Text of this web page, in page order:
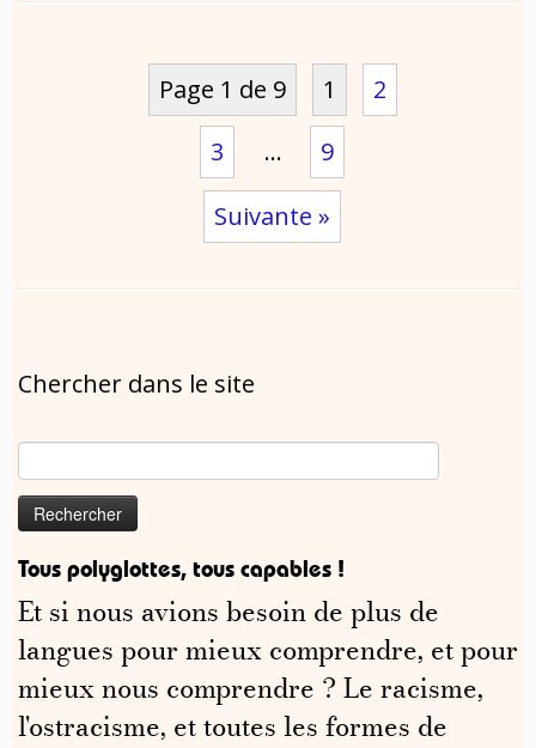
Page 1 de 9 1
2
3
…
9
Suivante »
Chercher dans le site
Rechercher :
Tous polyglottes, tous capables !
Et si nous avions besoin de plus de
langues pour mieux comprendre, et pour
mieux nous comprendre ? Le racisme,
l'ostracisme, et toutes les formes de